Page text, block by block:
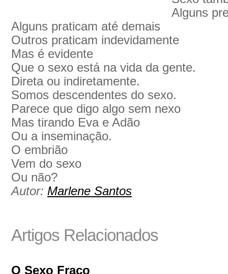
Alguns
Alguns praticam até demais
Outros praticam indevidamente
Mas é evidente
Que o sexo está na vida da gente.
Direta ou indiretamente.
Somos descendentes do sexo.
Parece que digo algo sem nexo
Mas tirando Eva e Adão
Ou a inseminação.
O embrião
Vem do sexo
Ou não?
Autor: Marlene Santos
Artigos Relacionados
O Sexo Fraco